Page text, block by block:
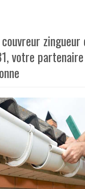
zingueur
votre